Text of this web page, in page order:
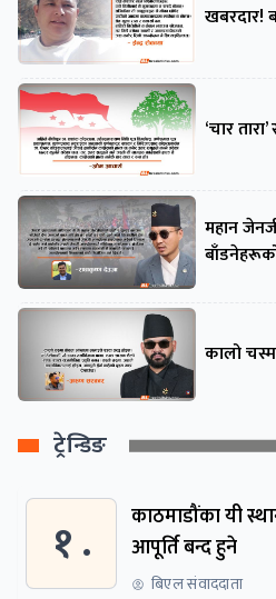
खबरदार!
‘चार
महान
कालो
ट्रेन्डिङ
१ .
काठमाडौंका यी
आपूर्ति बन्द हुने
बिएल संवाददाता